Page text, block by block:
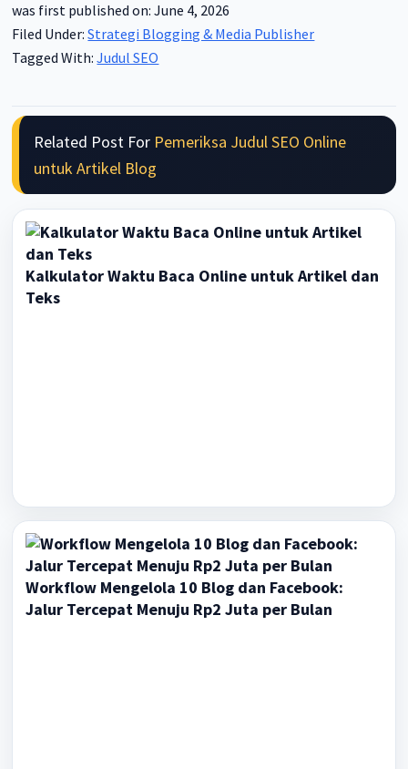
was first published on: June 4, 2026
Filed Under:Strategi Blogging & Media Publisher
Tagged With:Judul SEO
Related Post For Pemeriksa Judul SEO Online
untuk Artikel Blog
Kalkulator Waktu Baca Online untuk Artikel dan
Teks
Workflow Mengelola 10 Blog dan Facebook:
Jalur Tercepat Menuju Rp2 Juta per Bulan